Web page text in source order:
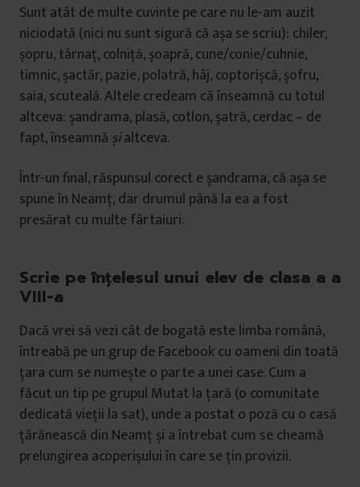
Sunt atât de multe cuvinte pe care nu le-am auzit
niciodată (nici nu sunt sigură că așa se scriu): chiler,
șopru, târnaț, colniță, șoapră, cune/conie/cuhnie,
timnic, șactăr, pazie, polatră, hâj, coptorișcă, șofru,
saia, scuteală. Altele credeam că înseamnă cu totul
altceva: șandrama, plasă, cotlon, șatră, cerdac – de
fapt, înseamnă șialtceva.
Într-un final, răspunsul corect e șandrama, că așa se
spune în Neamț, dar drumul până la ea a fost
presărat cu multe fârtaiuri.
Scrie pe înțelesul unui elev de clasa a a
VIII-a
Dacă vrei să vezi cât de bogată este limba română,
întreabă pe un grup de Facebook cu oameni din toată
țara cum se numește o parte a unei case. Cum a
făcut un tip pe grupul Mutat la țară (o comunitate
dedicată vieții la sat), unde a postat o poză cu o casă
țărănească din Neamț și a întrebat cum se cheamă
prelungirea acoperișului în care se țin provizii.